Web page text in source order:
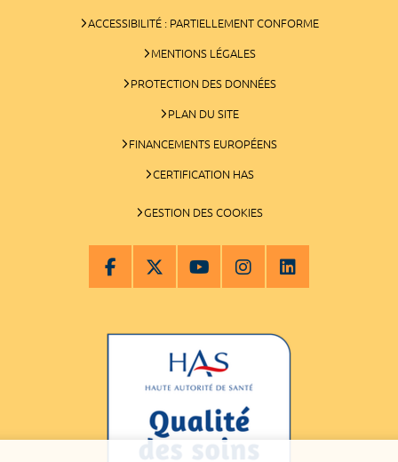
ACCESSIBILITÉ : PARTIELLEMENT CONFORME
MENTIONS LÉGALES
PROTECTION DES DONNÉES
PLAN DU SITE
FINANCEMENTS EUROPÉENS
CERTIFICATION HAS
GESTION DES COOKIES